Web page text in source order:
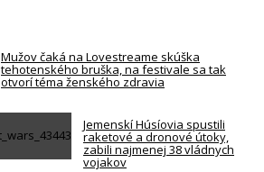
Mužov čaká na Lovestreame skúška
tehotenského bruška, na festivale sa tak
otvorí téma ženského zdravia
Jemenskí Húsíovia spustili
raketové a dronové útoky,
zabili najmenej 38 vládnych
vojakov